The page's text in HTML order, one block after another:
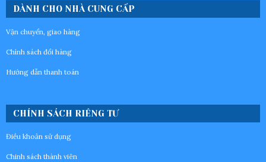
DÀNH CHO NHÀ CUNG CẤP
Vận chuyển, giao hàng
Chính sách đổi hàng
Hướng dẫn thanh toán
CHÍNH SÁCH RIÊNG TƯ
Điều khoản sử dụng
Chinh sách thành viên